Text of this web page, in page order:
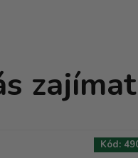
zajímat
Kód: